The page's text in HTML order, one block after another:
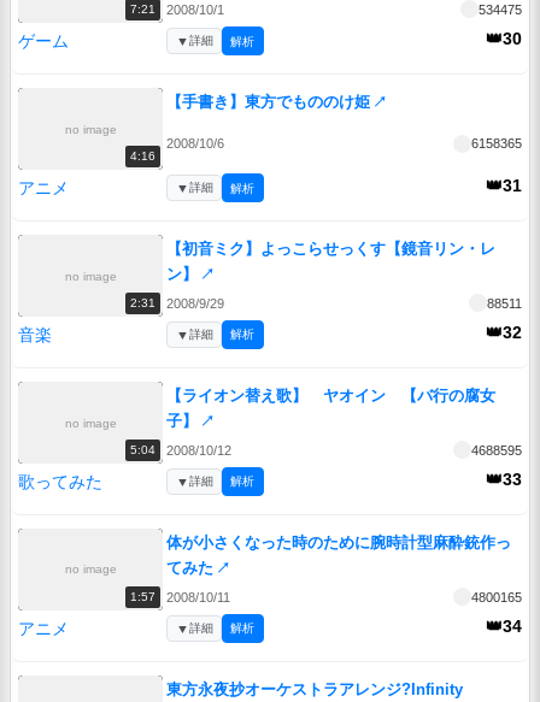
7:21 2008/10/1 534475
ゲーム 👑30
▼詳細 解析
no image
4:16
【手書き】東方でもののけ姫 ↗
2008/10/6 6158365
アニメ 👑31
▼詳細 解析
no image
2:31
【初音ミク】よっこらせっくす【鏡音リン・レ
ン】
↗
2008/9/29 88511
音楽 👑32
▼詳細 解析
no image
5:04
【ライオン替え歌】 ヤオイン 【バ行の腐女
子】
↗
2008/10/12 4688595
歌ってみた 👑33
▼詳細 解析
no image
1:57
体が小さくなった時のために腕時計型麻酔銃作っ
てみた ↗
2008/10/11 4800165
アニメ 👑34
▼詳細 解析
東方永夜抄オーケストラアレンジ?Infinity